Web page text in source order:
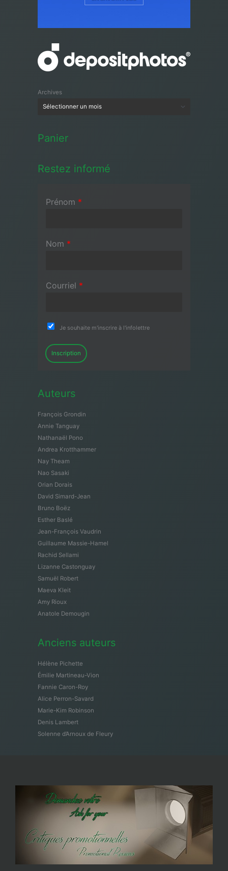
Archives
Panier
Restez informé
Prénom *
Nom *
Courriel *
Je souhaite m'inscrire à l'infolettre
Inscription
Auteurs
François Grondin
Annie Tanguay
Nathanaël Pono
Andrea Krotthammer
Nay Theam
Nao Sasaki
Orian Dorais
David Simard-Jean
Bruno Boëz
Esther Baslé
Jean-François Vaudrin
Guillaume Massie-Hamel
Rachid Sellami
Lizanne Castonguay
Samuël Robert
Maeva Kleit
Amy Rioux
Anatole Demougin
Anciens auteurs
Hélène Pichette
Émilie Martineau-Vion
Fannie Caron-Roy
Alice Perron-Savard
Marie-Kim Robinson
Denis Lambert
Solenne d’Arnoux de Fleury